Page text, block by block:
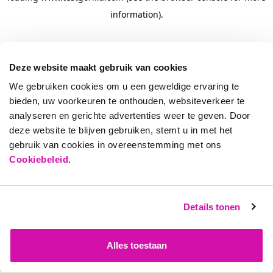
Deze website maakt gebruik van cookies
We gebruiken cookies om u een geweldige ervaring te
bieden, uw voorkeuren te onthouden, websiteverkeer te
analyseren en gerichte advertenties weer te geven. Door
deze website te blijven gebruiken, stemt u in met het
gebruik van cookies in overeenstemming met ons
Cookiebeleid.
Details tonen
Alles toestaan
information).